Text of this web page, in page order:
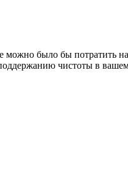
было бы потратить на
чистоты в